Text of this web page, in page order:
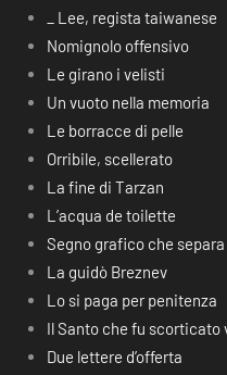
_ Lee, regista taiwanese
Nomignolo offensivo
Le girano i velisti
Un vuoto nella memoria
Le borracce di pelle
Orribile, scellerato
La fine di Tarzan
L’acqua de toilette
Segno grafico che separa
La guidò Breznev
Lo si paga per penitenza
Il Santo che fu scorticato
Due lettere d’offerta